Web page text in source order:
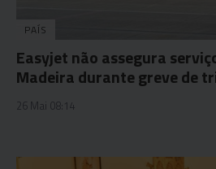
PAÍS
Easyjet não assegura
Madeira durante greve de
26 Mai 08:14